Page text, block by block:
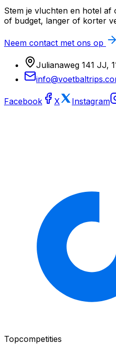
Stem je vluchten en hotel
of budget, langer of korter
Neem contact met ons op
Julianaweg 141 JJ,
Facebook X Instagram
Topcompetities